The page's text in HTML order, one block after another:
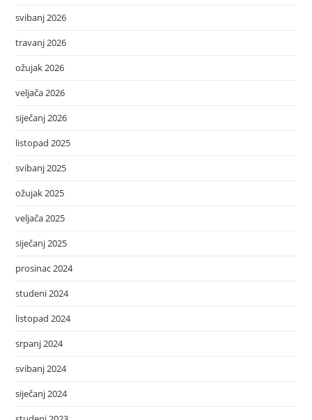
svibanj 2026
travanj 2026
ožujak 2026
veljača 2026
siječanj 2026
listopad 2025
svibanj 2025
ožujak 2025
veljača 2025
siječanj 2025
prosinac 2024
studeni 2024
listopad 2024
srpanj 2024
svibanj 2024
siječanj 2024